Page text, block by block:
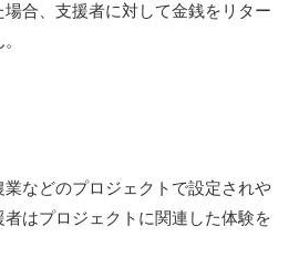
合、支援者に対して金銭をリター
などのプロジェクトで設定されや
はプロジェクトに関連した体験を